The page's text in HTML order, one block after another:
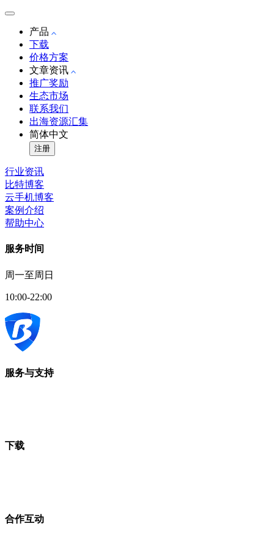
产品
下载
价格方案
文章资讯
推广奖励
生态市场
联系我们
出海资源汇集
简体中文
注册
行业资讯
比特博客
云手机博客
案例介绍
帮助中心
服务时间
周一至周日
10:00-22:00
服务与支持
下载
合作互动